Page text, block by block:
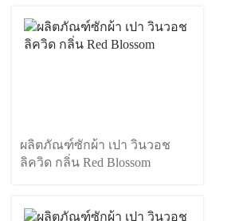
ผลิตภัณฑ์ซักผ้า เปา วินวอช
ลิควิด กลิ่น Red Blossom